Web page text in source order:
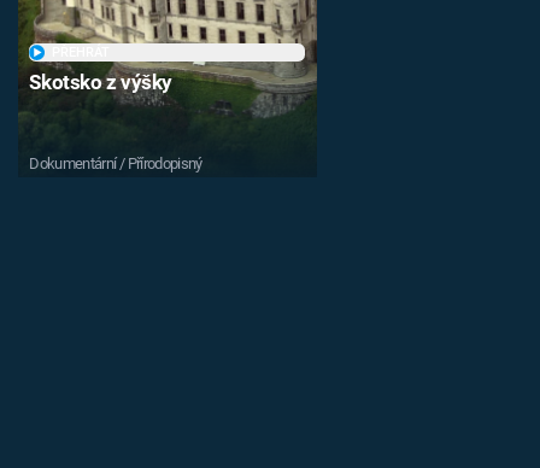
Skotsko z výšky
Dokumentární / Přírodopisný